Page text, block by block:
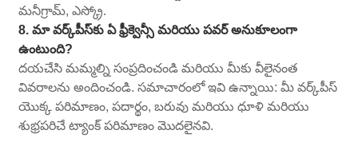
మనీగ్రామ్, ఎస్క్రో.
8. మా వర్క్‌పీస్‌కు ఏ ఫ్రీక్వెన్సీ మరియు పవర్ అనుకూలంగా
ఉంటుంది?
దయచేసి మమ్మల్ని సంప్రదించండి మరియు మీకు వీలైనంత
వివరాలను అందించండి. సమాచారంలో ఇవి ఉన్నాయి: మీ వర్క్‌పీస్
యొక్క పరిమాణం, పదార్థం, బరువు మరియు ధూళి మరియు
శుభ్రపరిచే ట్యాంక్ పరిమాణం మొదలైనవి.